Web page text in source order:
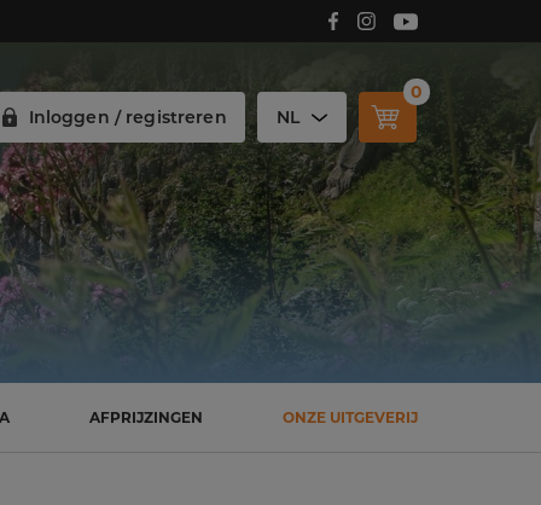
Volg Carmelitana op Facebook!
Volg Carmelitana op Instagram!
Volg Carmelitana op Youtube!
Inloggen / registreren NL
0
AFPRIJZINGEN ONZE UITGEVERIJ